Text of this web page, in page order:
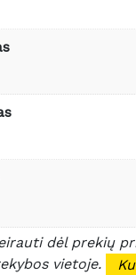
dėl prekių
vietoje.